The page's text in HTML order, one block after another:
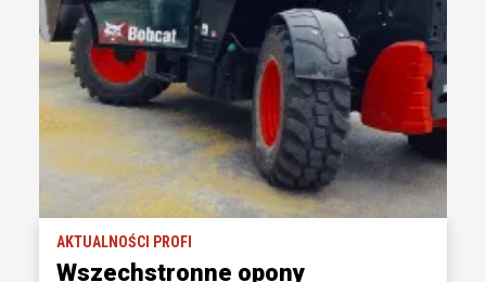
AKTUALNOŚCI PROFI
Wszechstronne opony